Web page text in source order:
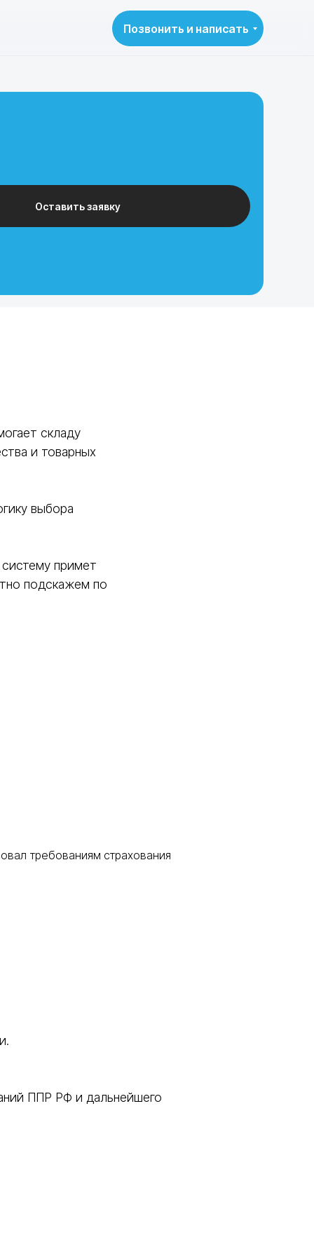
Позвонить и написать
Оставить заявку
складу
и товарных
выбора
примет
подскажем по
требованиям страхования
ППР РФ и дальнейшего